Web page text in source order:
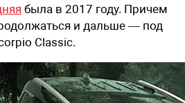
была в 2017 году. Причем
и дальше — под
Classic.